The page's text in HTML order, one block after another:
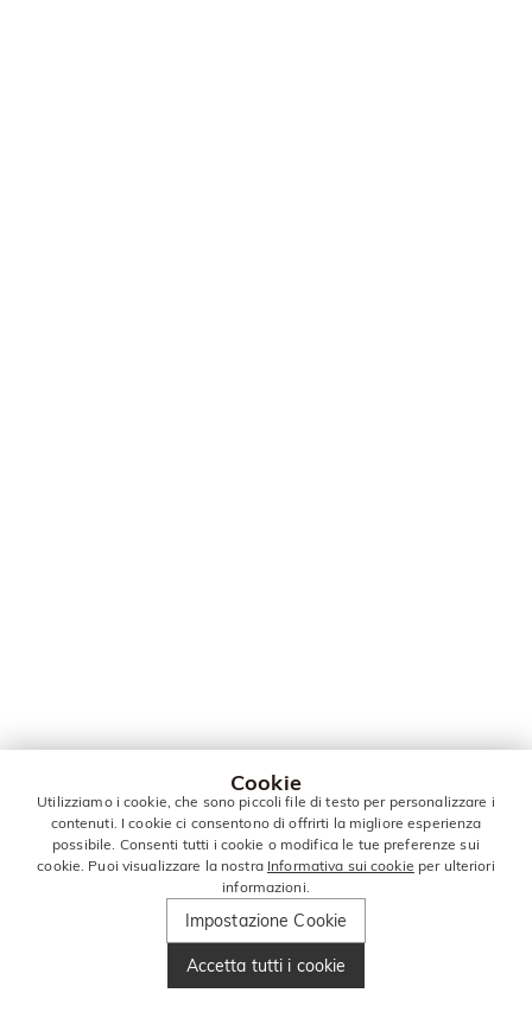
Cookie
Utilizziamo i cookie, che sono piccoli file di testo per personalizzare i
contenuti. I cookie ci consentono di offrirti la migliore esperienza
possibile. Consenti tutti i cookie o modifica le tue preferenze sui
cookie. Puoi visualizzare la nostra Informativa sui cookie per ulteriori
informazioni.
Impostazione Cookie
Accetta tutti i cookie